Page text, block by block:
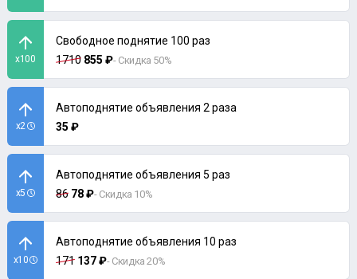
x100
Свободное поднятие 100 раз
1710 855 ₽- Скидка 50%
x2
Автоподнятие объявления 2 раза
35 ₽
x5
Автоподнятие объявления 5 раз
86 78 ₽- Скидка 10%
x10
Автоподнятие объявления 10 раз
171 137 ₽- Скидка 20%